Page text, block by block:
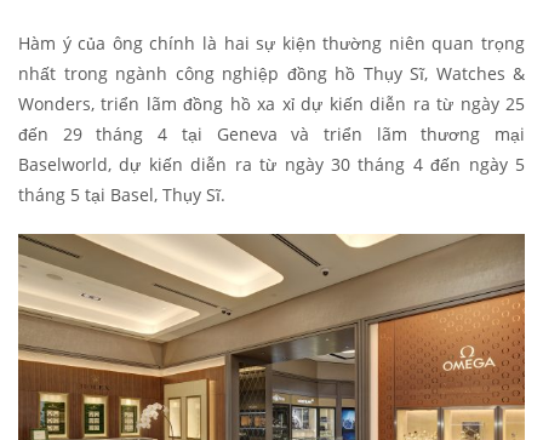
Hàm ý của ông chính là hai sự kiện thường niên quan trọng
nhất trong ngành công nghiệp đồng hồ Thụy Sĩ, Watches &
Wonders, triển lãm đồng hồ xa xỉ dự kiến ​​diễn ra từ ngày 25
đến 29 tháng 4 tại Geneva và triển lãm thương mại
Baselworld, dự kiến ​​diễn ra từ ngày 30 tháng 4 đến ngày 5
tháng 5 tại Basel, Thụy Sĩ.